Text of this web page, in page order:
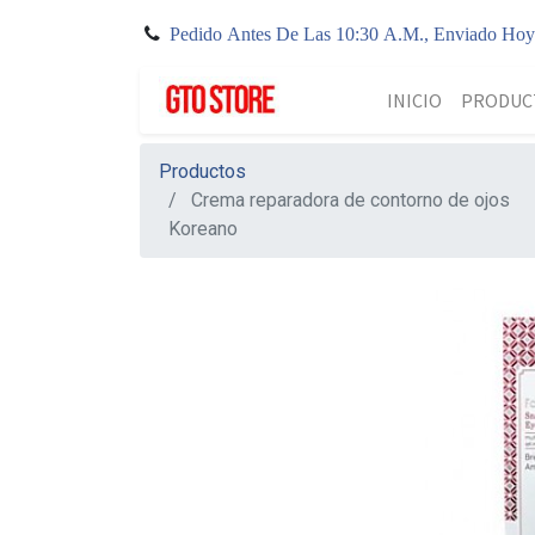
Pedido Antes De Las 10:30 A.M., Enviado
INICIO
Productos
Crema reparadora de contorno de ojos
Koreano